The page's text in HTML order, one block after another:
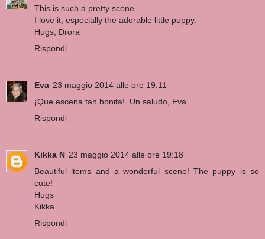
This is such a pretty scene.
I love it, especially the adorable little puppy.
Hugs, Drora
Rispondi
Eva 23 maggio 2014 alle ore 19:11
¡Que escena tan bonita!. Un saludo, Eva
Rispondi
Kikka N 23 maggio 2014 alle ore 19:18
Beautiful items and a wonderful scene! The puppy is so
cute!
Hugs
Kikka
Rispondi